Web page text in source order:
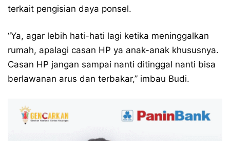
terkait pengisian daya ponsel.
“Ya, agar lebih hati-hati lagi ketika meninggalkan
rumah, apalagi casan HP ya anak-anak khususnya.
Casan HP jangan sampai nanti ditinggal nanti bisa
berlawanan arus dan terbakar,” imbau Budi.